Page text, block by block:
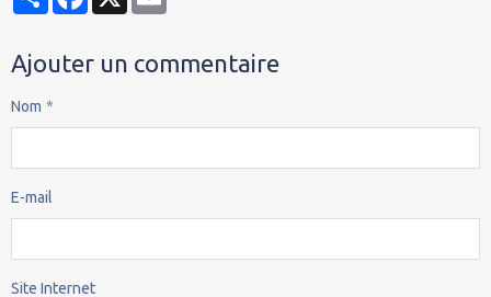
Ajouter un commentaire
Nom
E-mail
Site Internet